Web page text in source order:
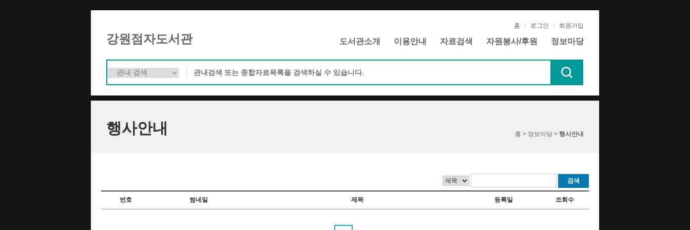
강원점자도서관
홈 로그인 회원가입
도서관소개 이용안내 자료검색 자원봉사/후원 정보마당
행사안내 홈 > 정보마당 > 행사안내
검색
번호 썸네일 제목 등록일 조회수